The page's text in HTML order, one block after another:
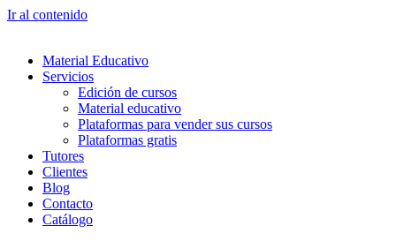
Ir al contenido
Material Educativo
Servicios
Edición de cursos
Material educativo
Plataformas para vender sus cursos
Plataformas gratis
Tutores
Clientes
Blog
Contacto
Catálogo